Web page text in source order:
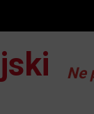
Ne